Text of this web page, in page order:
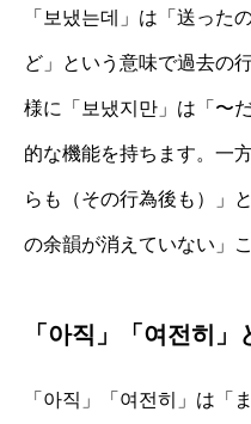
「보냈는데」は「送った
ど」という意味で過去の
様に「보냈지만」は「〜
的な機能を持ちます。一
らも（その行為後も）」
の余韻が消えていない」
「아직」「여전히
「아직」「여전히」は「